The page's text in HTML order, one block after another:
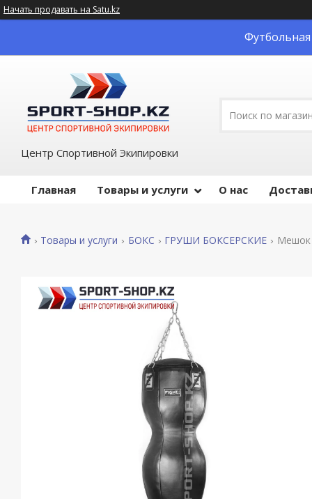
Начать продавать на Satu.kz
Футбольная
Центр Спортивной Экипировки
Главная Товары и услуги О нас
Товары и услуги БОКС ГРУШИ БОКСЕРСКИЕ Мешок